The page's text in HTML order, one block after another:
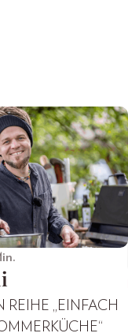
REIHE „EINFACH